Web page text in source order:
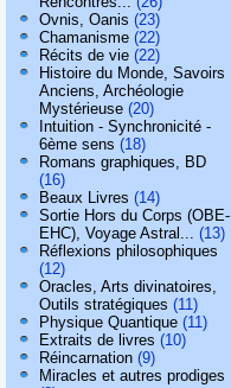
Ovnis, Oanis (23)
Chamanisme (22)
Récits de vie (22)
Histoire du Monde, Savoirs
Anciens, Archéologie
Mystérieuse (20)
Intuition - Synchronicité -
6ème sens (18)
Romans graphiques, BD
(16)
Beaux Livres (14)
Sortie Hors du Corps (OBE-
EHC), Voyage Astral... (13)
Réflexions philosophiques
(12)
Oracles, Arts divinatoires,
Outils stratégiques (11)
Physique Quantique (11)
Extraits de livres (10)
Réincarnation (9)
Miracles et autres prodiges